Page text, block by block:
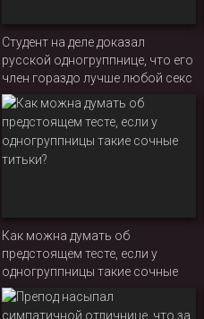
Студент на деле доказал
русской одногруппнице, что его
член гораздо лучше любой секс
игрушки и других заменителей
Как можна думать об
предстоящем тесте, если у
одногруппницы такие сочные
титьки?